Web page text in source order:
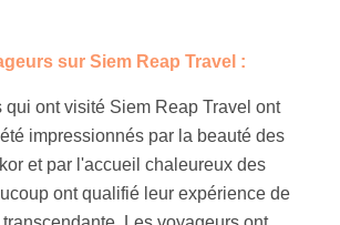
sur Siem Reap Travel :
qui ont visité Siem Reap Travel ont
impressionnés par la beauté des
et par l'accueil chaleureux des
ont qualifié leur expérience de